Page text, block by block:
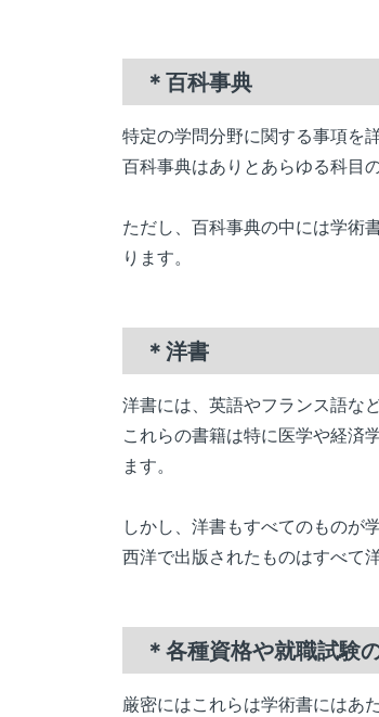
＊百科事典
特定の学問分野に関する事項を
百科事典はありとあらゆる科目
ただし、百科事典の中には学術
ります。
＊洋書
洋書には、英語やフランス語な
これらの書籍は特に医学や経済
ます。
しかし、洋書もすべてのものが
西洋で出版されたものはすべて
＊各種資格や就職試験
厳密にはこれらは学術書にはあ